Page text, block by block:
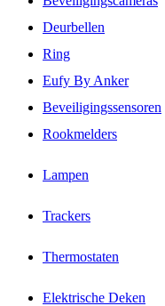
Deurbellen
Ring
Eufy By Anker
Beveiligingssensoren
Rookmelders
Lampen
Trackers
Thermostaten
Elektrische Deken